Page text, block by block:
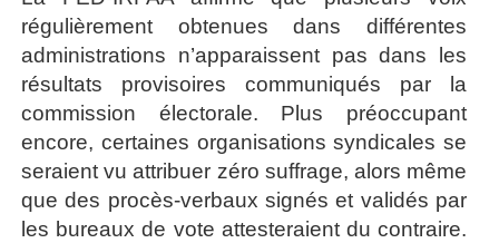
régulièrement obtenues dans différentes
administrations n’apparaissent pas dans les
résultats provisoires communiqués par la
commission électorale. Plus préoccupant
encore, certaines organisations syndicales se
seraient vu attribuer zéro suffrage, alors même
que des procès-verbaux signés et validés par
les bureaux de vote attesteraient du contraire.